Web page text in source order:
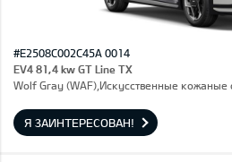
#E2508C002C45A 0014
EV4 81,4 kw GT Line TX
Wolf Gray (WAF),Искусственные кожаные
Я ЗАИНТЕРЕСОВАН!